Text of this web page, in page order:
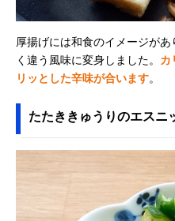
厚揚げには和食のイメージが
く違う風味に変身しました。 カ
リッとした辛味が合います。
たたききゅうりのエスニ